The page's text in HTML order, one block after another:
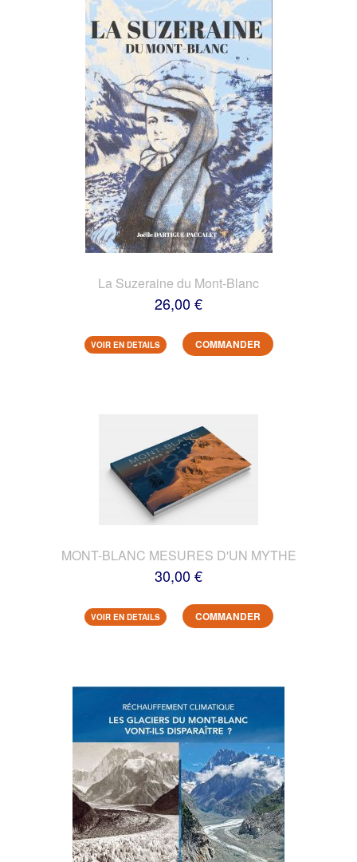
La Suzeraine du Mont-Blanc
26,00 €
VOIR EN DETAILS COMMANDER
MONT-BLANC MESURES D'UN MYTHE
30,00 €
VOIR EN DETAILS COMMANDER